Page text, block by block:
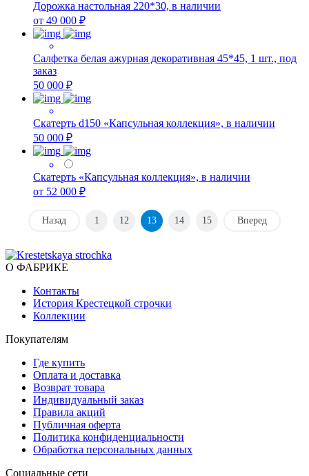
Дорожка настольная 220*30, в наличии
от 49 000 ₽
Салфетка белая ажурная декоративная 45*45, 1 шт., под
заказ
50 000 ₽
Скатерть d150 «Капсульная коллекция», в наличии
50 000 ₽
Скатерть «Капсульная коллекция», в наличии
от 52 000 ₽
Назад 1 12 13 14 15 Вперед
О ФАБРИКЕ
Контакты
История Крестецкой строчки
Коллекции
Покупателям
Где купить
Оплата и доставка
Возврат товара
Индивидуальный заказ
Правила акций
Публичная оферта
Политика конфиденциальности
Обработка персональных данных
Социальные сети